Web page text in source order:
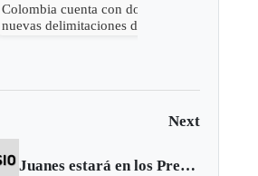
Colombia cuenta con dos
nuevas delimitaciones de
Next
Juanes estará en los Premios Billboard de la Música Latina 2011